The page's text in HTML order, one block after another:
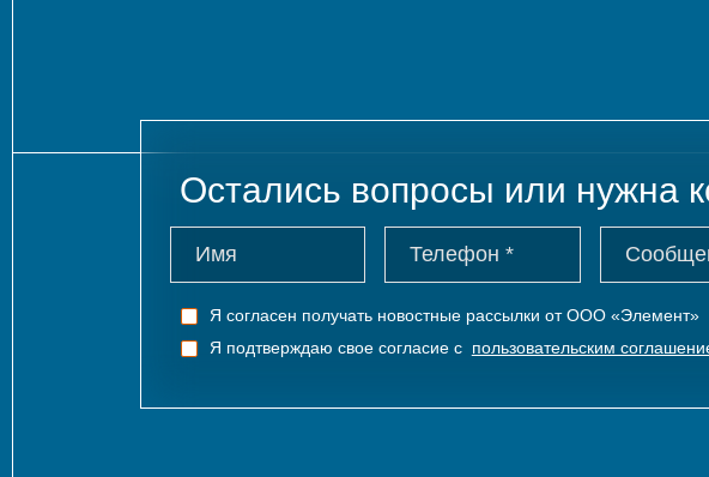
Остались вопросы или нужна
Я согласен получать новостные рассылки от ООО «Элемент»
Я подтверждаю свое согласие с пользовательским